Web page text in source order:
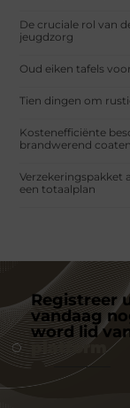
De cruciale rol van
jeugdzorg
Oud eiken tafels
Tien dingen om
Kostenefficiënte
brandwerend coaten
Verzekeringspakket
een totaalplan
Registreer
vandaag
word lid
platform